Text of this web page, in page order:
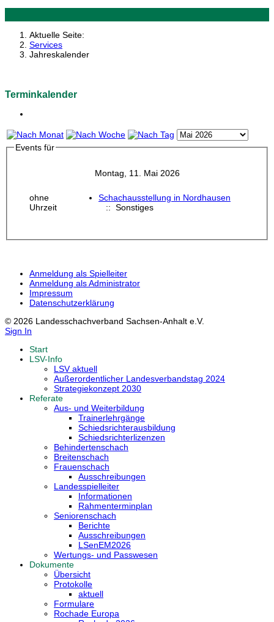
Aktuelle Seite:
Services
Jahreskalender
Terminkalender
Events für
Montag, 11. Mai 2026
ohne
Uhrzeit
Schachausstellung in Nordhausen
:: Sonstiges
Anmeldung als Spielleiter
Anmeldung als Administrator
Impressum
Datenschutzerklärung
© 2026 Landesschachverband Sachsen-Anhalt e.V.
Sign In
Start
LSV-Info
LSV aktuell
Außerordentlicher Landesverbandstag 2024
Strategiekonzept 2030
Referate
Aus- und Weiterbildung
Trainerlehrgänge
Schiedsrichterausbildung
Schiedsrichterlizenzen
Behindertenschach
Breitenschach
Frauenschach
Ausschreibungen
Landesspielleiter
Informationen
Rahmenterminplan
Seniorenschach
Berichte
Ausschreibungen
LSenEM2026
Wertungs- und Passwesen
Dokumente
Übersicht
Protokolle
aktuell
Formulare
Rochade Europa